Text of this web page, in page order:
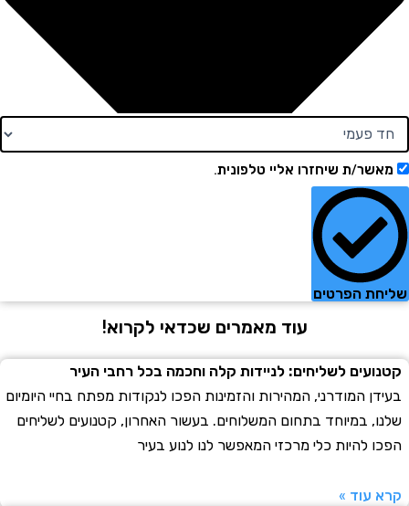
ת שיחזרו אליי טלפונית.
הפרטים
עוד מאמרים שכדאי לקרוא!
לשליחים: לניידות קלה וחכמה בכל רחבי העיר
המודרני, המהירות והזמינות הפכו לנקודות מפתח בחיי היומיום
במיוחד בתחום המשלוחים. בעשור האחרון, קטנועים לשליחים
להיות כלי מרכזי המאפשר לנו לנוע בעיר
»